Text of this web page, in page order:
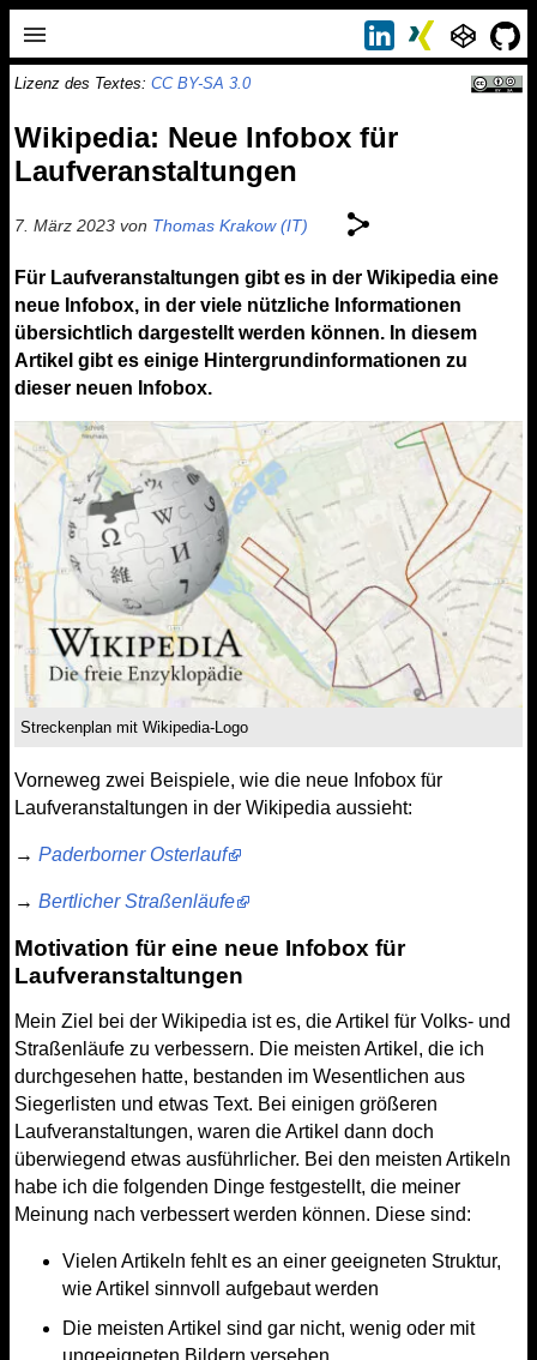
Beiträge
Vorträge und Seminarskripte
Lizenz des Textes: CC BY-SA 3.0
Wikipedia: Neue Infobox für
Laufveranstaltungen
7. März 2023 von Thomas Krakow (IT)
Für Laufveranstaltungen gibt es in der Wikipedia eine
neue Infobox, in der viele nützliche Informationen
übersichtlich dargestellt werden können. In diesem
Artikel gibt es einige Hintergrundinformationen zu
dieser neuen Infobox.
Streckenplan mit Wikipedia-Logo
Vorneweg zwei Beispiele, wie die neue Infobox für
Laufveranstaltungen in der Wikipedia aussieht:
→ Paderborner Osterlauf
→ Bertlicher Straßenläufe
Motivation für eine neue Infobox für
Laufveranstaltungen
Mein Ziel bei der Wikipedia ist es, die Artikel für Volks- und
Straßenläufe zu verbessern. Die meisten Artikel, die ich
durchgesehen hatte, bestanden im Wesentlichen aus
Siegerlisten und etwas Text. Bei einigen größeren
Laufveranstaltungen, waren die Artikel dann doch
überwiegend etwas ausführlicher. Bei den meisten Artikeln
habe ich die folgenden Dinge festgestellt, die meiner
Meinung nach verbessert werden können. Diese sind:
Vielen Artikeln fehlt es an einer geeigneten Struktur,
wie Artikel sinnvoll aufgebaut werden
Die meisten Artikel sind gar nicht, wenig oder mit